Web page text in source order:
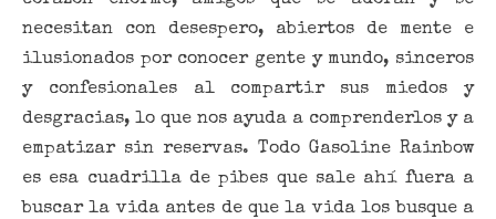
necesitan con desespero, abiertos de mente e
ilusionados por conocer gente y mundo, sinceros
y confesionales al compartir sus miedos y
desgracias, lo que nos ayuda a comprenderlos y a
empatizar sin reservas. Todo Gasoline Rainbow
es esa cuadrilla de pibes que sale ahí fuera a
buscar la vida antes de que la vida los busque a